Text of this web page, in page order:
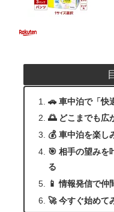
🚗 車中泊で「快
🌅 どこまでも広
💰 車中泊を楽し
🎯 相手の望みを
る
📱 情報発信で仲
🚀 今すぐ始めて